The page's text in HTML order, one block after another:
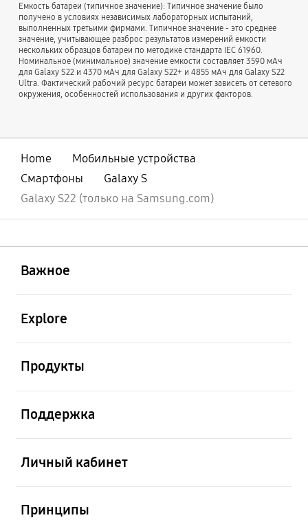
Емкость батареи (типичное значение): Типичное значение было
получено в условиях независимых лабораторных испытаний,
выполненных третьими фирмами. Типичное значение - это среднее
значение, учитывающее разброс результатов измерений емкости
нескольких образцов батареи по методике стандарта IEC 61960.
Номинальное (минимальное) значение емкости составляет 3590 мАч
для Galaxy S22 и 4370 мАч для Galaxy S22+ и 4855 мАч для Galaxy S22
Ultra. Фактический рабочий ресурс батареи может зависеть от сетевого
окружения, особенностей использования и других факторов.
Home
Мобильные устройства
Смартфоны
Galaxy S
Galaxy S22 (только на Samsung.com)
Важное
Explore
Продукты
Поддержка
Личный кабинет
Принципы